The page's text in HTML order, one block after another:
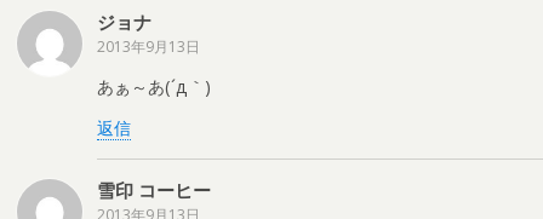
ジョナ
2013年9月13日
あぁ～あ(´д｀)
返信
雪印 コーヒー
2013年9月13日